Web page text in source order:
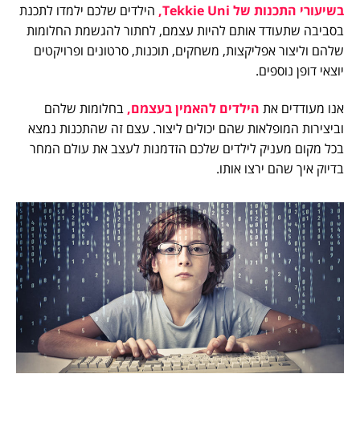
בשיעורי התכנות של Tekkie Uni,
הילדים שלכם ילמדו לתכנת
בסביבה שתעודד אותם להיות עצמם, לחתור להגשמת החלומות
שלהם וליצור אפליקצות, משחקים, תוכנות, סרטונים ופרויקטים
יוצאי דופן נוספים.
אנו מעודדים את הילדים להאמין בעצמם,בחלומות שלהם
וביצירות המופלאות שהם יכולים ליצור. עצם זה שהתכנות נמצא
בכל מקום מעניק לילדים שלכם הזדמנות לעצב את עולם המחר
בדיוק איך שהם ירצו אותו.